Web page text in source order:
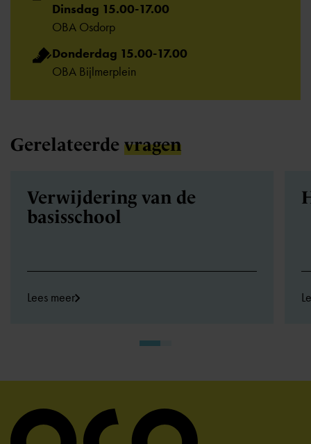
Dinsdag 15.00-17.00
OBA Osdorp
Donderdag 15.00-17.00
OBA Bijlmerplein
Gerelateerde vragen
Verwijdering van de
basisschool
Lees meer